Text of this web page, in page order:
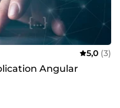
5,0 (3)
Angular